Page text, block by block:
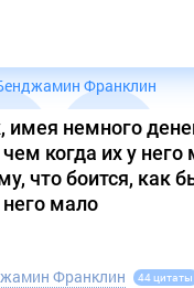
Франклин
имея немного
когда их у него
что боится, как
мало
Франклин
44 цитаты